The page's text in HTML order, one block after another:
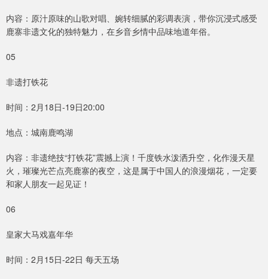
内容：原汁原味的山歌对唱、婉转细腻的彩调表演，带你沉浸式感受
鹿寨非遗文化的独特魅力，在乡音乡情中品味地道年俗。
05
非遗打铁花
时间：2月18日-19日20:00
地点：城南鹿鸣湖
内容：非遗绝技“打铁花”震撼上演！千度铁水泼洒升空，化作漫天星
火，璀璨光芒点亮鹿寨的夜空，这是属于中国人的浪漫烟花，一定要
和家人朋友一起见证！
06
皇家大马戏嘉年华
时间：2月15日-22日 每天五场